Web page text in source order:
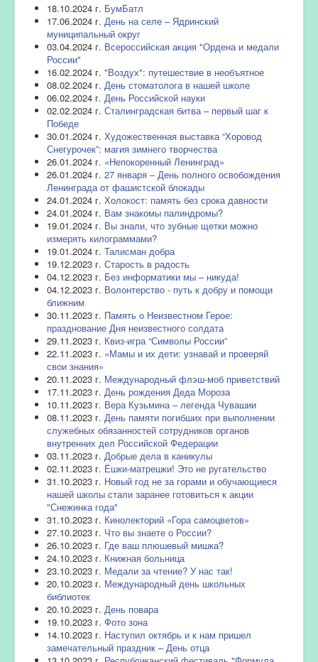
18.10.2024 г. БумБатл
17.06.2024 г. День на селе – Ядринский
муниципальный округ
03.04.2024 г. Всероссийская акция "Ордена и медали
России"
16.02.2024 г. "Воздух": путешествие в необъятное
08.02.2024 г. День стоматолога в нашей школе
06.02.2024 г. День Российской науки
02.02.2024 г. Сталинградская битва – первый шаг к
Победе
30.01.2024 г. Художественная выставка “Хоровод
Снегурочек”: магия зимнего творчества
26.01.2024 г. «Непокоренный Ленинград»
26.01.2024 г. 27 января – День полного освобождения
Ленинграда от фашистской блокады
24.01.2024 г. Холокост: память без срока давности
24.01.2024 г. Вам знакомы палиндромы?
19.01.2024 г. Вы знали, что зубные щетки можно
измерять килограммами?
19.01.2024 г. Талисман добра
19.12.2023 г. Старость в радость
04.12.2023 г. Без информатики мы – никуда!
04.12.2023 г. Волонтерство - путь к добру и помощи
ближним
30.11.2023 г. Память о Неизвестном Герое:
празднование Дня неизвестного солдата
29.11.2023 г. Квиз-игра “Символы России”
22.11.2023 г. «Мамы и их дети: узнавай и проверяй
свои знания»
20.11.2023 г. Международный флэш-моб приветствий
17.11.2023 г. День рождения Деда Мороза
10.11.2023 г. Вера Кузьмина – легенда Чувашии
08.11.2023 г. День памяти погибших при выполнении
служебных обязанностей сотрудников органов
внутренних дел Российской Федерации
03.11.2023 г. Добрые дела в каникулы
02.11.2023 г. Ёшки-матрешки! Это не ругательство
31.10.2023 г. Новый год не за горами и обучающиеся
нашей школы стали заранее готовиться к акции
"Снежинка года"
31.10.2023 г. Кинолекторий «Гора самоцветов»
27.10.2023 г. Что вы знаете о России?
26.10.2023 г. Где ваш плюшевый мишка?
24.10.2023 г. Книжная больница
23.10.2023 г. Медали за чтение? У нас так!
20.10.2023 г. Международный день школьных
библиотек
20.10.2023 г. День повара
19.10.2023 г. Фото зона
14.10.2023 г. Наступил октябрь и к нам пришел
замечательный праздник – День отца